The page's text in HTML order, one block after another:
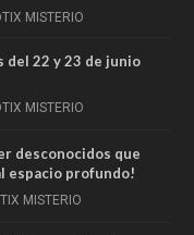
MISTERIO
del 22 y 23 de junio
MISTERIO
desconocidos que
espacio profundo!
MISTERIO